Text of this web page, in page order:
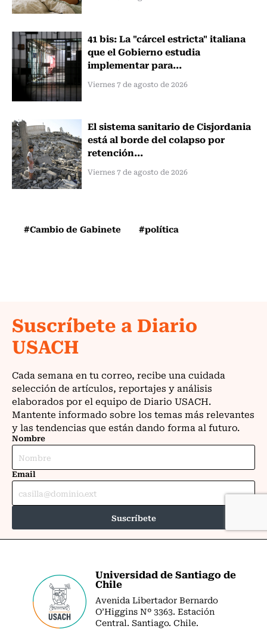
41 bis: La "cárcel estricta" italiana
que el Gobierno estudia
implementar para...
Viernes 7 de agosto de 2026
El sistema sanitario de Cisjordania
está al borde del colapso por
retención...
Viernes 7 de agosto de 2026
#Cambio de Gabinete #política
Universidad de Santiago de
Chile
Avenida Libertador Bernardo
O’Higgins Nº 3363. Estación
Central. Santiago. Chile.